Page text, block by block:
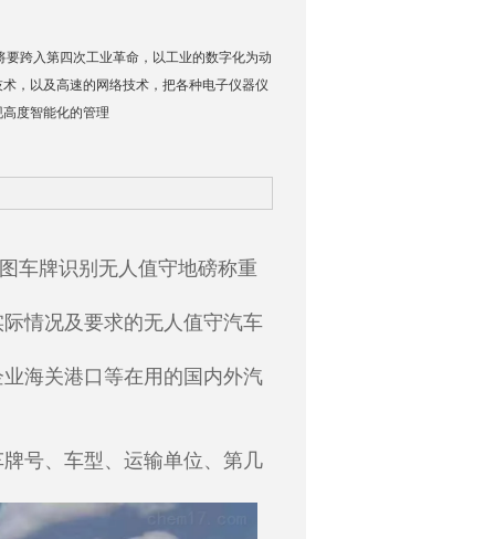
要跨入第四次工业革命，以工业的数字化为动
，以及高速的网络技术，把各种电子仪器仪
度智能化的管理
车牌识别无人值守地磅称重
情况及要求的无人值守汽车
海关港口等在用的国内外汽
号、车型、运输单位、第几